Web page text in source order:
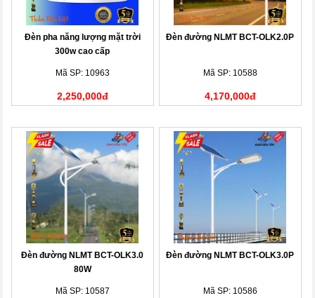
Đèn pha năng lượng mặt trời
300w cao cấp
Mã SP: 10963
2,250,000đ
Đèn đường NLMT BCT-OLK2.0P
Mã SP: 10588
4,170,000đ
Đèn đường NLMT BCT-OLK3.0
80W
Mã SP: 10587
Đèn đường NLMT BCT-OLK3.0P
Mã SP: 10586